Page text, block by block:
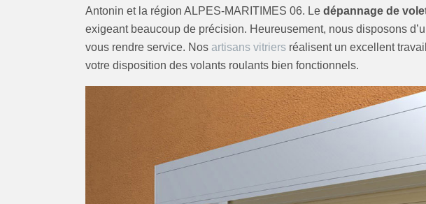
Antonin et la région ALPES-MARITIMES 06. Le dépannage de
exigeant beaucoup de précision. Heureusement, nous disposons
vous rendre service. Nos artisans vitriers réalisent un excellent
votre disposition des volants roulants bien fonctionnels.